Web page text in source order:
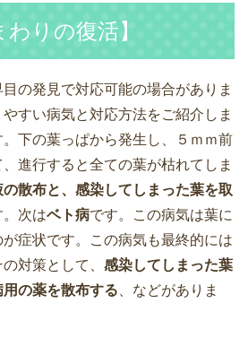
わりの復活】
の発見で対応可能の場合がありま
すい病気と対応方法をご紹介しま
。下の葉っぱから発生し、５ｍｍ前
進行すると全ての葉が枯れてしま
の散布と、感染してしまった葉を取
。次はベト病です。この病気は葉に
症状です。この病気も最終的には
対策として、 感染してしまった葉
の薬を散布する 、などがありま